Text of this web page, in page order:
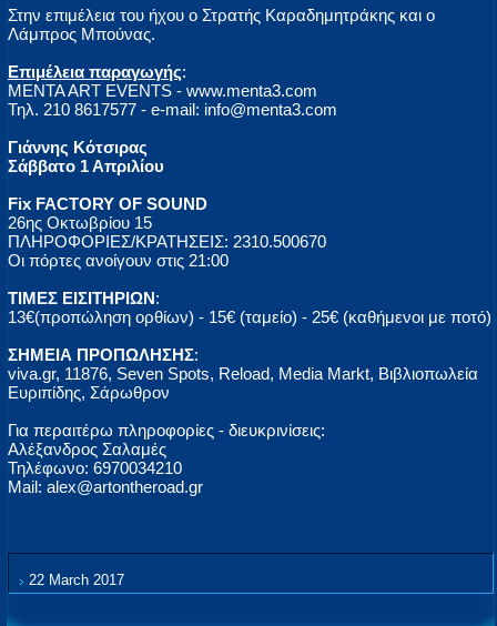
Στην επιμέλεια του ήχου ο Στρατής Καραδημητράκης και ο
Λάμπρος Μπούνας.
Επιμέλεια παραγωγής:
ΜENTA ART EVENTS - www.menta3.com
Τηλ. 210 8617577 - e-mail: info@menta3.com
Γιάννης Κότσιρας
Σάββατο 1 Απριλίου
Fix FACTORY OF SOUND
26ης Οκτωβρίου 15
ΠΛΗΡΟΦΟΡΙΕΣ/ΚΡΑΤΗΣΕΙΣ: 2310.500670
Οι πόρτες ανοίγουν στις 21:00
ΤΙΜΕΣ ΕΙΣΙΤΗΡΙΩΝ:
13€(προπώληση ορθίων) - 15€ (ταμείο) - 25€ (καθήμενοι με ποτό)
ΣΗΜΕΙΑ ΠΡΟΠΩΛΗΣΗΣ:
viva.gr, 11876, Seven Spots, Reload, Media Markt, Βιβλιοπωλεία
Ευριπίδης, Σάρωθρον
Για περαιτέρω πληροφορίες - διευκρινίσεις:
Αλέξανδρος Σαλαμές
Τηλέφωνο: 6970034210
Mail: alex@artontheroad.gr
22 March 2017